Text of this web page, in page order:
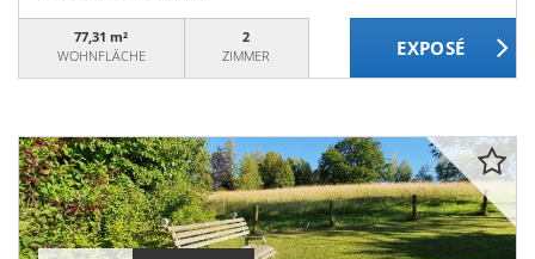
77,31 m²
WOHNFLÄCHE
2
ZIMMER